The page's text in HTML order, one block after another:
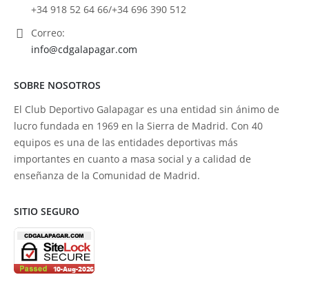
+34 918 52 64 66/+34 696 390 512
Correo:
info@cdgalapagar.com
SOBRE NOSOTROS
El Club Deportivo Galapagar es una entidad sin ánimo de
lucro fundada en 1969 en la Sierra de Madrid. Con 40
equipos es una de las entidades deportivas más
importantes en cuanto a masa social y a calidad de
enseñanza de la Comunidad de Madrid.
SITIO SEGURO